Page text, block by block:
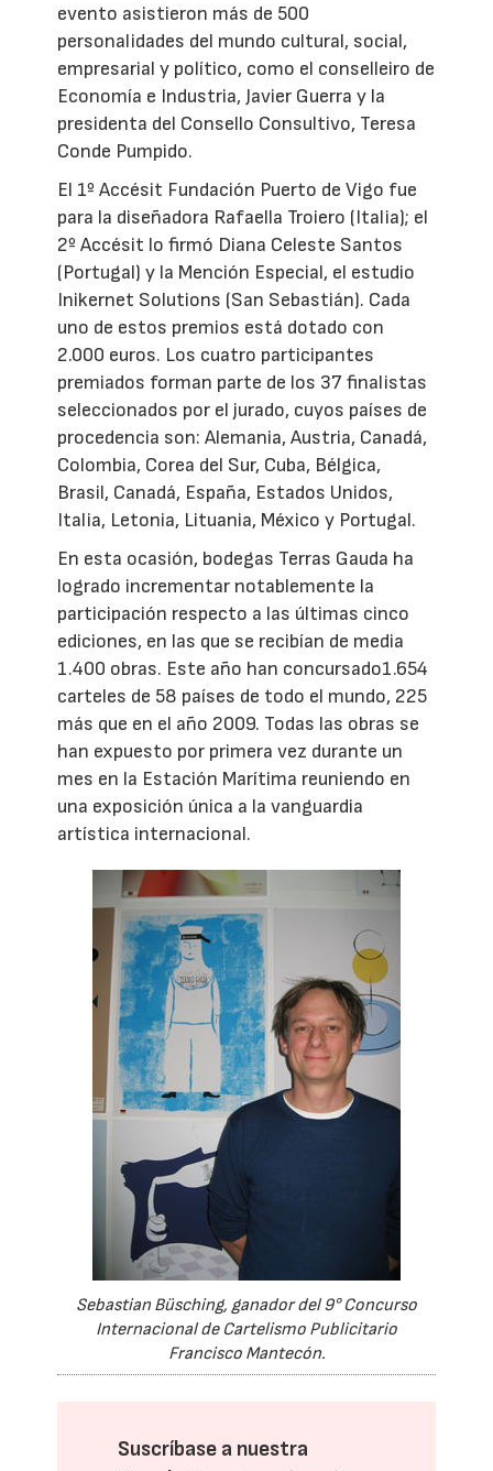
evento asistieron más de 500
personalidades del mundo cultural, social,
empresarial y político, como el conselleiro de
Economía e Industria, Javier Guerra y la
presidenta del Consello Consultivo, Teresa
Conde Pumpido.
El 1º Accésit Fundación Puerto de Vigo fue
para la diseñadora Rafaella Troiero (Italia); el
2º Accésit lo firmó Diana Celeste Santos
(Portugal) y la Mención Especial, el estudio
Inikernet Solutions (San Sebastián). Cada
uno de estos premios está dotado con
2.000 euros. Los cuatro participantes
premiados forman parte de los 37 finalistas
seleccionados por el jurado, cuyos países de
procedencia son: Alemania, Austria, Canadá,
Colombia, Corea del Sur, Cuba, Bélgica,
Brasil, Canadá, España, Estados Unidos,
Italia, Letonia, Lituania, México y Portugal.
En esta ocasión, bodegas Terras Gauda ha
logrado incrementar notablemente la
participación respecto a las últimas cinco
ediciones, en las que se recibían de media
1.400 obras. Este año han concursado1.654
carteles de 58 países de todo el mundo, 225
más que en el año 2009. Todas las obras se
han expuesto por primera vez durante un
mes en la Estación Marítima reuniendo en
una exposición única a la vanguardia
artística internacional.
Sebastian Büsching, ganador del 9° Concurso
Internacional de Cartelismo Publicitario
Francisco Mantecón.
Suscríbase a nuestra